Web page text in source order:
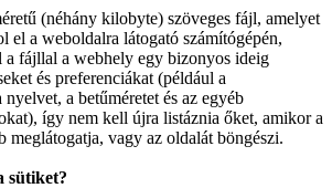
(néhány kilobyte) szöveges fájl, amelyet
el a weboldalra látogató számítógépén,
a fájllal a webhely egy bizonyos ideig
és preferenciákat (például a
a betűméretet és az egyéb
így nem kell újra listáznia őket, amikor a
meglátogatja, vagy az oldalát böngészi.
sütiket?